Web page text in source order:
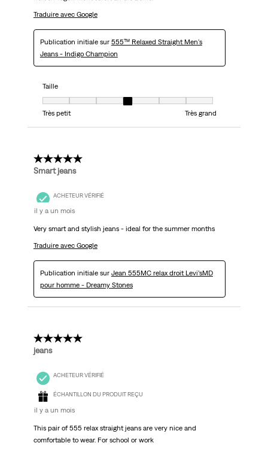
Traduire avec Google
Publication initiale sur 555™ Relaxed Straight Men's
Jeans - Indigo Champion
Taille
Taille, 4 sur 7, où 1 est égal à Très petit et 7 est égal à Très grand
Très petit
Très grand
5 étoile(s) sur 5.
Smart jeans
ACHETEUR VÉRIFIÉ
il y a un mois
Very smart and stylish jeans - ideal for the summer months
Traduire avec Google
Publication initiale sur Jean 555MC relax droit Levi’sMD
pour homme - Dreamy Stones
5 étoile(s) sur 5.
jeans
ACHETEUR VÉRIFIÉ
ÉCHANTILLON DU PRODUIT REÇU
il y a un mois
This pair of 555 relax straight jeans are very nice and
comfortable to wear. For school or work